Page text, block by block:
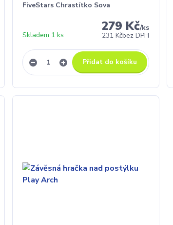
FiveStars Chrastítko Sova
279 Kč/ks
231 Kčbez DPH
Skladem 1 ks
Přidat do košíku